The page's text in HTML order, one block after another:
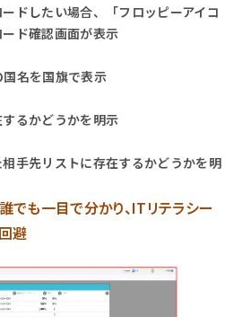
ドしたい場合、「フロッピーアイコ
ド確認画面が表示
名を国旗で表示
るかどうかを明示
手先リストに存在するかどうかを明
でも一目で分かり、ITリテラシー
避